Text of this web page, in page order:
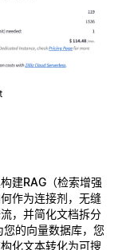
建RAG（检索增强
作为连接剂，无缝
，并简化文档拆分
您的向量数据库，您
化文本转化为可搜